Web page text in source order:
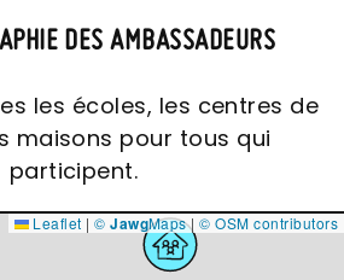
DES AMBASSADEURS
les écoles, les centres de
maisons pour tous qui
participent.
Leaflet | ©JawgMaps|© OSM contributors